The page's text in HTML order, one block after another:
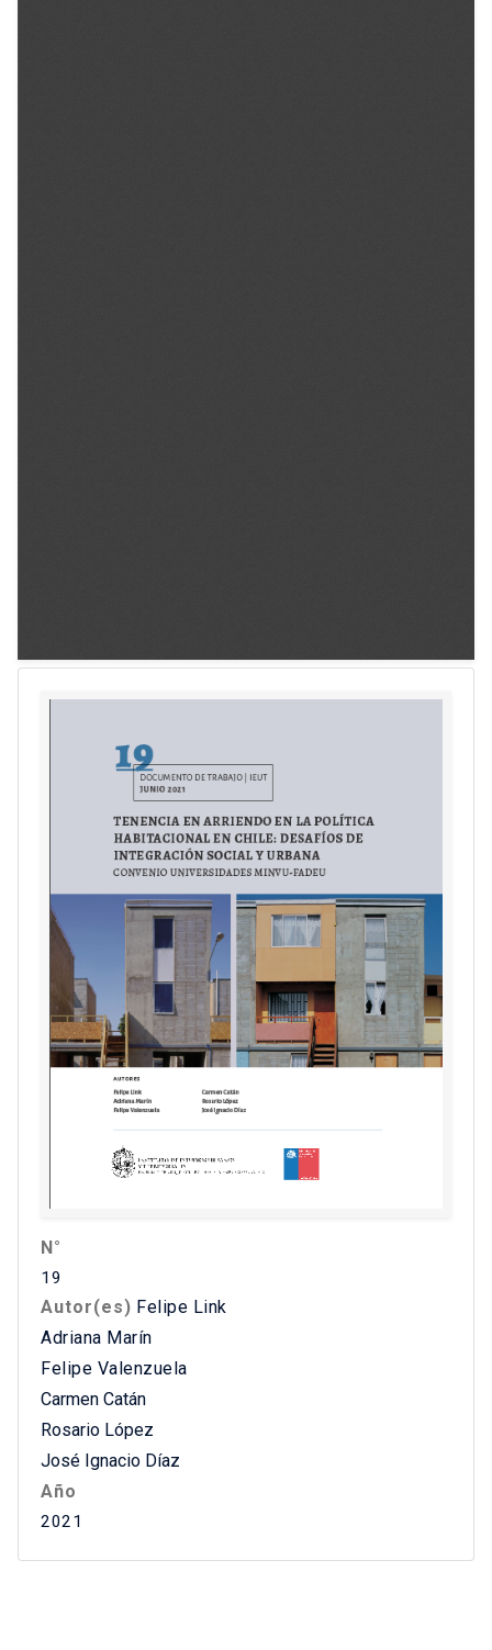
N°
19
Autor(es) Felipe Link
Adriana Marín
Felipe Valenzuela
Carmen Catán
Rosario López
José Ignacio Díaz
Año
2021